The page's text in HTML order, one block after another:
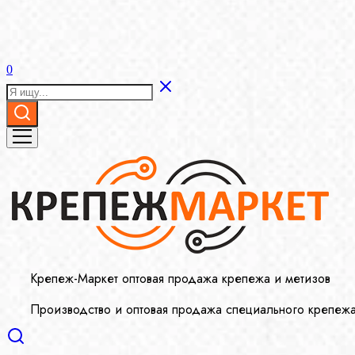
0
Крепеж-Маркет оптовая продажа крепежа и метизов
Производство и оптовая продажа специального